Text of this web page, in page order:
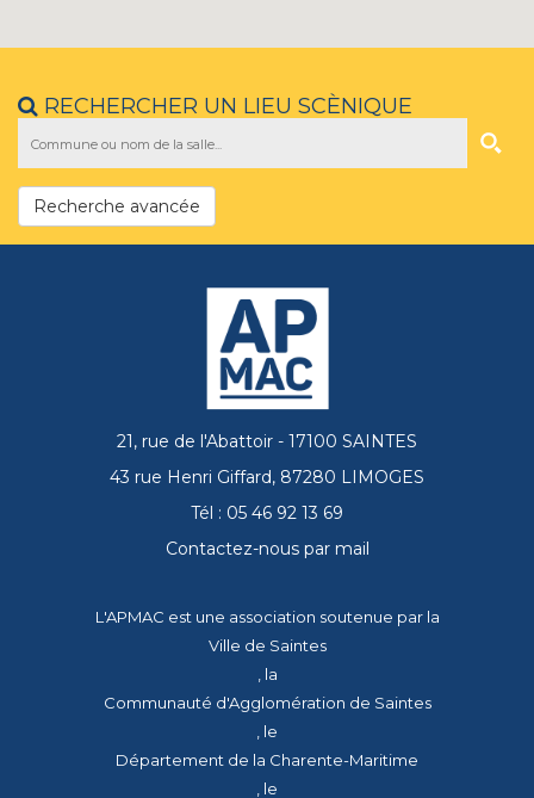
RECHERCHER UN LIEU SCÈNIQUE
Recherche avancée
21, rue de l'Abattoir - 17100 SAINTES
43 rue Henri Giffard, 87280 LIMOGES
Tél : 05 46 92 13 69
Contactez-nous par mail
L'APMAC est une association soutenue par la
Ville de Saintes
, la
Communauté d'Agglomération de Saintes
, le
Département de la Charente-Maritime
, le